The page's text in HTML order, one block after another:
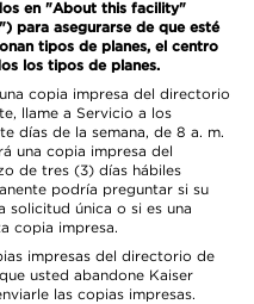
en "About this facility"
para asegurarse de que esté
tipos de planes, el centro
los tipos de planes.
copia impresa del directorio
llame a Servicio a los
días de la semana, de 8 a. m.
una copia impresa del
de tres (3) días hábiles
podría preguntar si su
solicitud única o si es una
copia impresa.
impresas del directorio de
usted abandone Kaiser
las copias impresas.